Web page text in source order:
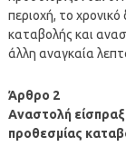
περιοχή, το
καταβολής και
άλλη αναγκαία
Άρθρο 2
Αναστολή
προθεσμίας